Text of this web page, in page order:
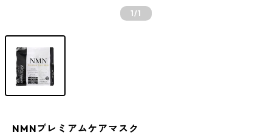
1/1
NMNプレミアムケアマスク